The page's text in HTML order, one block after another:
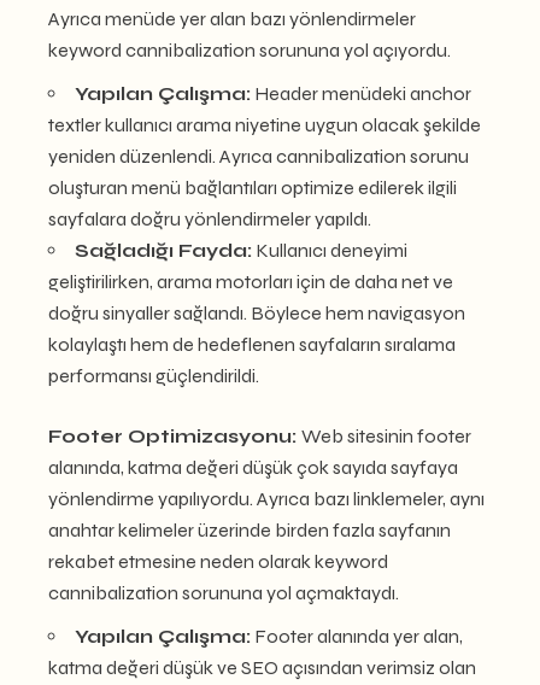
Ayrıca menüde yer alan bazı yönlendirmeler
keyword cannibalization sorununa yol açıyordu.
Yapılan Çalışma: Header menüdeki anchor
textler kullanıcı arama niyetine uygun olacak şekilde
yeniden düzenlendi. Ayrıca cannibalization sorunu
oluşturan menü bağlantıları optimize edilerek ilgili
sayfalara doğru yönlendirmeler yapıldı.
Sağladığı Fayda: Kullanıcı deneyimi
geliştirilirken, arama motorları için de daha net ve
doğru sinyaller sağlandı. Böylece hem navigasyon
kolaylaştı hem de hedeflenen sayfaların sıralama
performansı güçlendirildi.
Footer Optimizasyonu:Web sitesinin footer
alanında, katma değeri düşük çok sayıda sayfaya
yönlendirme yapılıyordu. Ayrıca bazı linklemeler, aynı
anahtar kelimeler üzerinde birden fazla sayfanın
rekabet etmesine neden olarak keyword
cannibalization sorununa yol açmaktaydı.
Yapılan Çalışma: Footer alanında yer alan,
katma değeri düşük ve SEO açısından verimsiz olan